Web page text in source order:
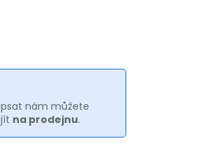
nám můžete
na prodejnu.